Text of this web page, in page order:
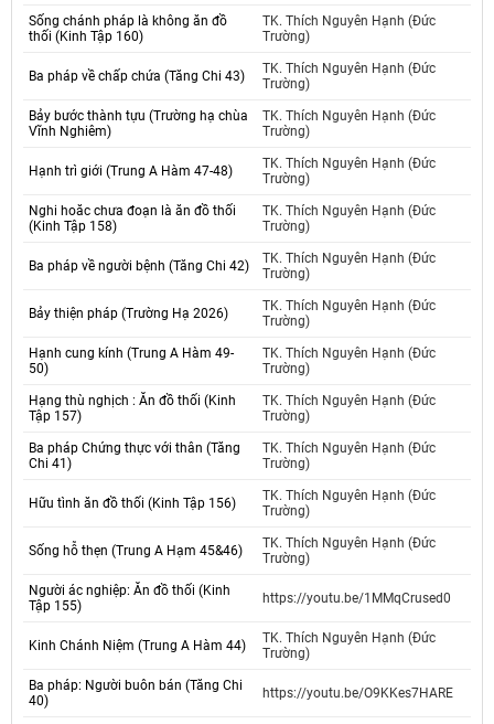
Sống chánh pháp là không ăn đồ
thối (Kinh Tập 160)
TK. Thích Nguyên Hạnh (Đức
Trường)
Ba pháp về chấp chứa (Tăng Chi 43)
TK. Thích Nguyên Hạnh (Đức
Trường)
Bảy bước thành tựu (Trường hạ chùa
Vĩnh Nghiêm)
TK. Thích Nguyên Hạnh (Đức
Trường)
Hạnh trì giới (Trung A Hàm 47-48)
TK. Thích Nguyên Hạnh (Đức
Trường)
Nghi hoăc chưa đoạn là ăn đồ thối
(Kinh Tập 158)
TK. Thích Nguyên Hạnh (Đức
Trường)
Ba pháp về người bệnh (Tăng Chi 42)
TK. Thích Nguyên Hạnh (Đức
Trường)
Bảy thiện pháp (Trường Hạ 2026)
TK. Thích Nguyên Hạnh (Đức
Trường)
Hạnh cung kính (Trung A Hàm 49-
50)
TK. Thích Nguyên Hạnh (Đức
Trường)
Hạng thù nghịch : Ăn đồ thối (Kinh
Tập 157)
TK. Thích Nguyên Hạnh (Đức
Trường)
Ba pháp Chứng thực với thân (Tăng
Chi 41)
TK. Thích Nguyên Hạnh (Đức
Trường)
Hữu tình ăn đồ thối (Kinh Tập 156)
TK. Thích Nguyên Hạnh (Đức
Trường)
Sống hỗ thẹn (Trung A Hạm 45&46)
TK. Thích Nguyên Hạnh (Đức
Trường)
Người ác nghiệp: Ăn đồ thối (Kinh
Tập 155)
https://youtu.be/1MMqCrused0
Kinh Chánh Niệm (Trung A Hàm 44)
TK. Thích Nguyên Hạnh (Đức
Trường)
Ba pháp: Người buôn bán (Tăng Chi
40)
https://youtu.be/O9KKes7HARE